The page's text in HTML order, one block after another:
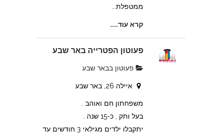
ממטפלת...
קרא עוד....
פעוטון הפטרייה באר שבע
פעוטון בבאר שבע
איילה 26, באר שבע
משפחתון חם ואוהב .
בעל ותק , כ-15 שנה .
יתקבלו ילדים מגילאי 3 חודשים עד